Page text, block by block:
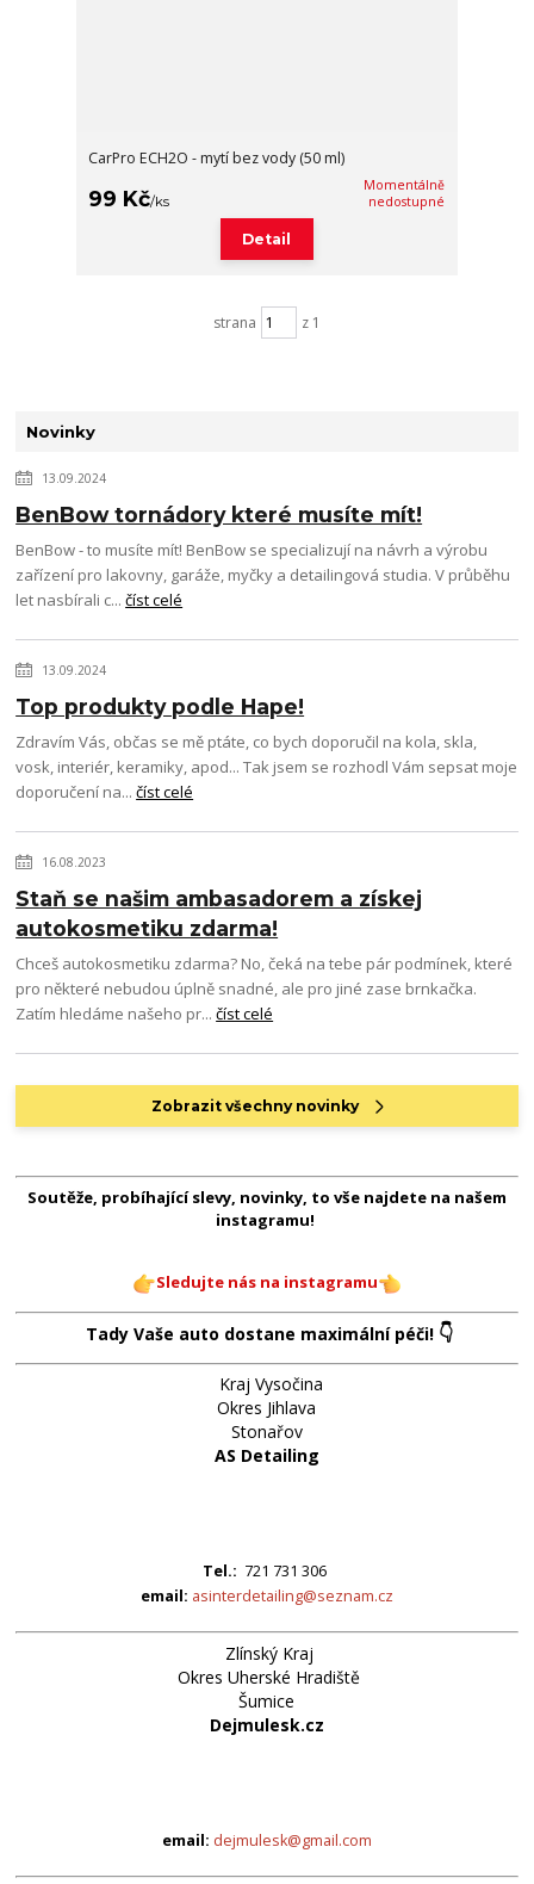
CarPro ECH2O - mytí bez vody (50 ml)
99 Kč/ks
Momentálně
nedostupné
Detail
strana z 1
Novinky
13.09.2024
BenBow tornádory které musíte mít!
BenBow - to musíte mít! BenBow se specializují na návrh a výrobu
zařízení pro lakovny, garáže, myčky a detailingová studia. V průběhu
let nasbírali c...číst celé
13.09.2024
Top produkty podle Hape!
Zdravím Vás, občas se mě ptáte, co bych doporučil na kola, skla,
vosk, interiér, keramiky, apod... Tak jsem se rozhodl Vám sepsat moje
doporučení na...číst celé
16.08.2023
Staň se našim ambasadorem a získej
autokosmetiku zdarma!
Chceš autokosmetiku zdarma? No, čeká na tebe pár podmínek, které
pro některé nebudou úplně snadné, ale pro jiné zase brnkačka.
Zatím hledáme našeho pr...číst celé
Zobrazit všechny novinky
Soutěže, probíhající slevy, novinky, to vše najdete na našem
instagramu!
Sledujte nás na instagramu
Tady Vaše auto dostane maximální péči!👇
Kraj Vysočina
Okres Jihlava
Stonařov
AS Detailing
Tel.: 721 731 306
email: asinterdetailing@seznam.cz
Zlínský Kraj
Okres Uherské Hradiště
Šumice
Dejmulesk.cz
email: dejmulesk@gmail.com